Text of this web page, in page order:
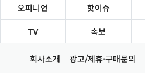
오피니언 핫이슈
TV 속보
회사소개 광고/제휴·구매문의